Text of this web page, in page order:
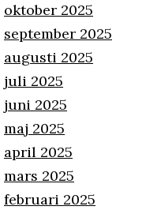
oktober 2025
september 2025
augusti 2025
juli 2025
juni 2025
maj 2025
april 2025
mars 2025
februari 2025